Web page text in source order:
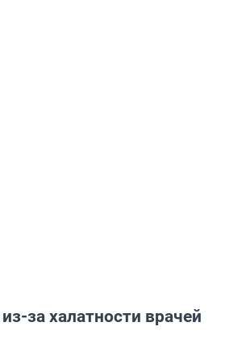
за халатности врачей